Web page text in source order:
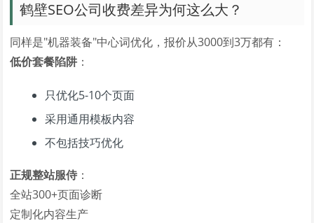
鹤壁SEO公司收费差异为何这么大？
同样是"机器装备"中心词优化，报价从3000到3万都有：
低价套餐陷阱 ：
只优化5-10个页面
采用通用模板内容
不包括技巧优化
正规整站服侍 ：
全站300+页面诊断
定制化内容生产